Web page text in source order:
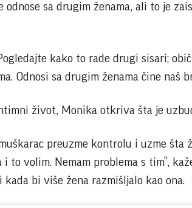
odnose sa drugim ženama, ali to je
kako to rade drugi sisari;
Odnosi sa drugim ženama čine naš
život, Monika otkriva šta je
preuzme kontrolu i uzme šta
to volim. Nemam problema s tim“,
bi više žena razmišljalo kao ona.